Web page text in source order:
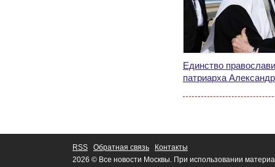
Единство
патриарха
RSS Обратная связь
Контакты
2026 © Все новости Москвы. При использовании